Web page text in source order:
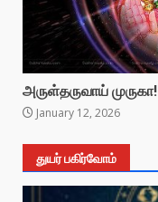
அருள்தருவாய் முருகா!
January 12, 2026
துயர் பகிர்வோம்